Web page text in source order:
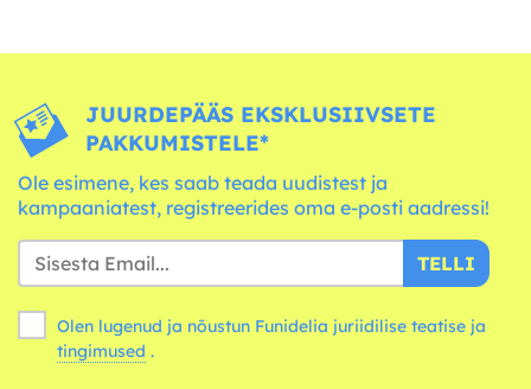
JUURDEPÄÄS EKSKLUSIIVSETE
PAKKUMISTELE*
Ole esimene, kes saab teada uudistest ja
kampaaniatest, registreerides oma e-posti aadressi!
TELLI
Olen lugenud ja nõustun Funidelia juriidilise teatise ja
tingimused .